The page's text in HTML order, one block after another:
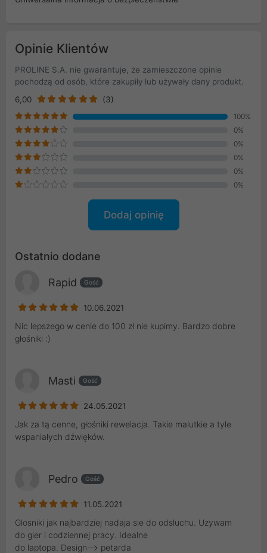
Opinie Klientów
PROLINE S.A. nie gwarantuje, że zamieszczone opinie
pochodzą od osób, które zakupiły lub używały dany produkt.
6,00
(3)
100%
0%
0%
0%
0%
0%
Dodaj opinię
Ostatnio dodane
Rapid Gość
10.06.2021
Nic lepszego w cenie do 100 zł nie kupimy. Bardzo dobre
głośniki :)
Masti Gość
24.05.2021
Jak za tą cenne, głośniki rewelacja. Takie malutkie a tyle
wspaniałych dźwięków.
Pedro Gość
11.05.2021
Glosniki jak najbardziej nadaja sie do odsluchu. Uzywam
do gier i codziennej pracy. Idealne
do laptopa. Design--> petarda